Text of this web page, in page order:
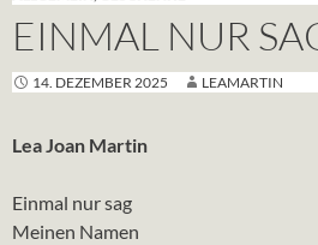
EINMAL NUR
14. DEZEMBER 2025 LEAMARTIN
Lea Joan Martin
Einmal nur sag
Meinen Namen